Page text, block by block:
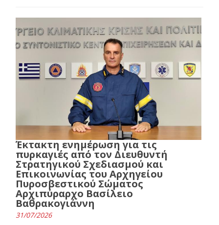
Έκτακτη ενημέρωση για τις
πυρκαγιές από τον Διευθυντή
Στρατηγικού Σχεδιασμού και
Επικοινωνίας του Αρχηγείου
Πυροσβεστικού Σώματος
Αρχιπύραρχο Βασίλειο
Βαθρακογιάννη
31/07/2026